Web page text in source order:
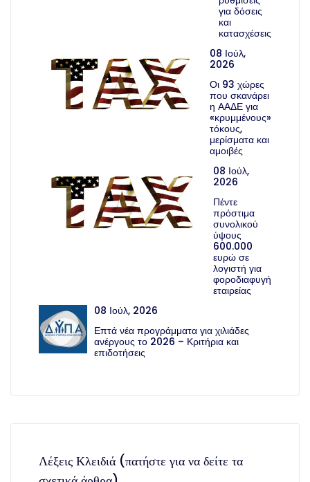
για δόσεις
και
κατασχέσεις
08 Ιούλ,
2026
Οι 93 χώρες
που σκανάρει
η ΑΑΔΕ για
«κρυμμένους»
τόκους,
μερίσματα και
αμοιβές
08 Ιούλ,
2026
Πέντε
πρόστιμα
συνολικού
ύψους
600.000
ευρώ σε
λογιστή για
φοροδιαφυγή
εταιρείας
08 Ιούλ, 2026
Επτά νέα προγράμματα για χιλιάδες
ανέργους το 2026 – Κριτήρια και
επιδοτήσεις
Λέξεις Κλειδιά (πατήστε για να δείτε τα